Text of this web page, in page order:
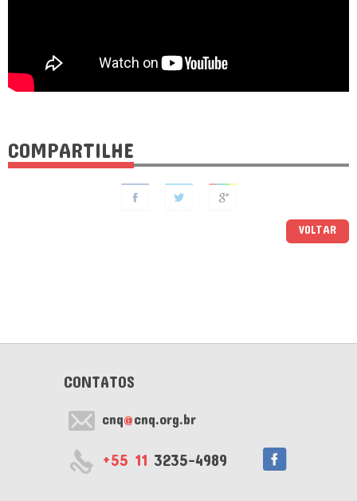
COMPARTILHE
VOLTAR
CONTATOS
cnq@cnq.org.br
+55 11 3235-4989